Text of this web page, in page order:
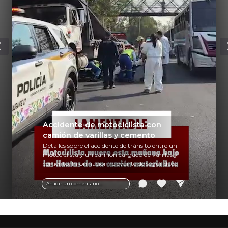
Añadir un comentario ...
Accidente de motociclista con
camión de varillas y cemento
Detalles sobre el accidente de tránsito entre un
motociclista y un camión cargado de varillas y
cemento. Información relevante de seguridad
vial y recomendaciones para motociclistas.